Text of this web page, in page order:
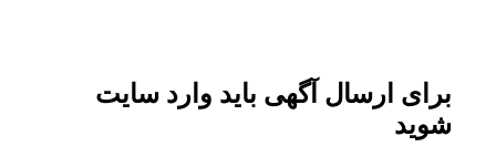
برای ارسال آگهی باید وارد سایت
شوید